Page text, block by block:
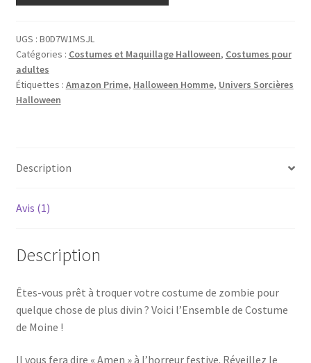
UGS : B0D7W1MSJL
Catégories : Costumes et Maquillage Halloween, Costumes pour
adultes
Étiquettes : Amazon Prime, Halloween Homme, Univers Sorcières
Halloween
Description
Avis (1)
Description
Êtes-vous prêt à troquer votre costume de zombie pour
quelque chose de plus divin ? Voici l’Ensemble de Costume
de Moine !
Il vous fera dire « Amen » à l’horreur festive. Réveillez le